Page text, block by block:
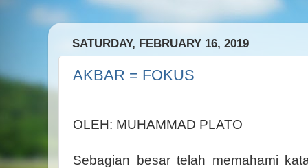
SATURDAY, FEBRUARY 16, 2019
AKBAR = FOKUS
OLEH: MUHAMMAD PLATO
Sebagian besar telah memahami